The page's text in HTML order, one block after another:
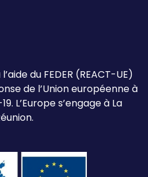
du FEDER (REACT-UE)
de l’Union européenne à
L’Europe s’engage à La